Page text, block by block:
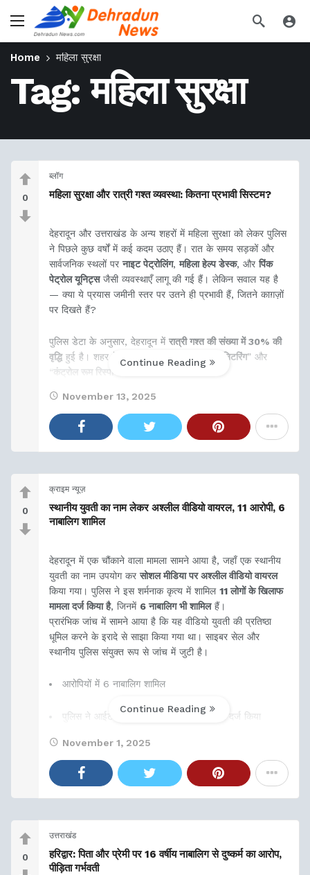
Home महिला सुरक्षा
Tag:महिला सुरक्षा
0
ब्लॉग
महिला सुरक्षा और रात्री गश्त व्यवस्था: कितना प्रभावी सिस्टम?
देहरादून और उत्तराखंड के अन्य शहरों में महिला सुरक्षा को लेकर पुलिस
ने पिछले कुछ वर्षों में कई कदम उठाए हैं। रात के समय सड़कों और
सार्वजनिक स्थलों परनाइट पेट्रोलिंग,महिला हेल्प डेस्क, औरपिंक
पेट्रोल यूनिट्सजैसी व्यवस्थाएँ लागू की गई हैं। लेकिन सवाल यह है
— क्या ये प्रयास जमीनी स्तर पर उतने ही प्रभावी हैं, जितने काग़ज़ों
पर दिखते हैं?
पुलिस डेटा के अनुसार, देहरादून में रात्री गश्त की संख्या में 30% की
वृद्धिहुई है। शहर में अब “ CCTV आधारित रूट मॉनिटरिंग” और
“ कंट्रोल रूम रिस्पॉन्स टीम
Continue Reading
November 13, 2025
0
क्राइम न्यूज़
स्थानीय युवती का नाम लेकर अश्लील वीडियो वायरल, 11 आरोपी, 6
नाबालिग शामिल
देहरादून में एक चौंकाने वाला मामला सामने आया है, जहाँ एक स्थानीय
युवती का नाम उपयोग करसोशल मीडिया पर अश्लील वीडियो वायरल
किया गया। पुलिस ने इस शर्मनाक कृत्य में शामिल 11 लोगों के खिलाफ
मामला दर्ज किया है, जिनमें 6 नाबालिग भी शामिलहैं।
प्रारंभिक जांच में सामने आया है कि यह वीडियो युवती की प्रतिष्ठा
धूमिल करने के इरादे से साझा किया गया था। साइबर सेल और
स्थानीय पुलिस संयुक्त रूप से जांच में जुटी है।
आरोपियों में 6 नाबालिग शामिल
पुलिस ने आईटी एक्ट और मानहानि के तहत केस दर्ज किया
साइबर सेल
Continue Reading
November 1, 2025
0
उत्तराखंड
हरिद्वार: पिता और प्रेमी पर 16 वर्षीय नाबालिग से दुष्कर्म का आरोप,
पीड़िता गर्भवती